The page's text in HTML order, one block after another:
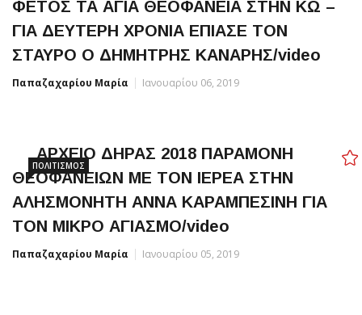
ΦΕΤΟΣ ΤΑ ΑΓΙΑ ΘΕΟΦΑΝΕΙΑ ΣΤΗΝ ΚΩ –
ΓΙΑ ΔΕΥΤΕΡΗ ΧΡΟΝΙΑ ΕΠΙΑΣΕ ΤΟΝ
ΣΤΑΥΡΟ Ο ΔΗΜΗΤΡΗΣ ΚΑΝΑΡΗΣ/video
Παπαζαχαρίου Μαρία Ιανουαρίου 06, 2019
ΠΟΛΙΤΙΣΜΌΣ
ΑΡΧΕΙΟ ΔΗΡΑΣ 2018 ΠΑΡΑΜΟΝΗ
ΘΕΟΦΑΝΕΙΩΝ ΜΕ ΤΟΝ ΙΕΡΕΑ ΣΤΗΝ
ΑΛΗΣΜΟΝΗΤΗ ΑΝΝΑ ΚΑΡΑΜΠΕΣΙΝΗ ΓΙΑ
ΤΟΝ ΜΙΚΡΟ ΑΓΙΑΣΜΟ/video
Παπαζαχαρίου Μαρία Ιανουαρίου 05, 2019